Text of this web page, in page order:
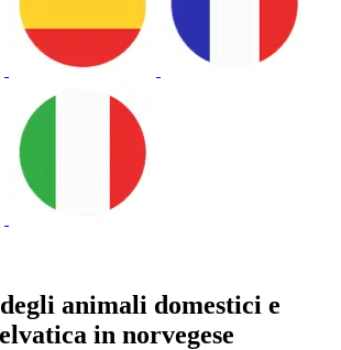
animali domestici e
in norvegese